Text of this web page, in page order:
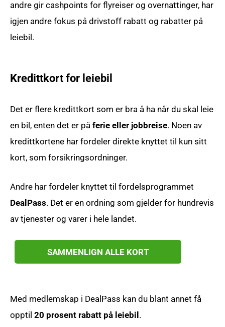
andre gir cashpoints for flyreiser og overnattinger, har
igjen andre fokus på drivstoff rabatt og rabatter på
leiebil.
Kredittkort for leiebil
Det er flere kredittkort som er bra å ha når du skal leie
en bil, enten det er påferie eller jobbreise. Noen av
kredittkortene har fordeler direkte knyttet til kun sitt
kort, som forsikringsordninger.
Andre har fordeler knyttet til fordelsprogrammet
DealPass. Det er en ordning som gjelder for hundrevis
av tjenester og varer i hele landet.
SAMMENLIGN ALLE KORT
Med medlemskap i DealPass kan du blant annet få
opptil20 prosent rabatt på leiebil.